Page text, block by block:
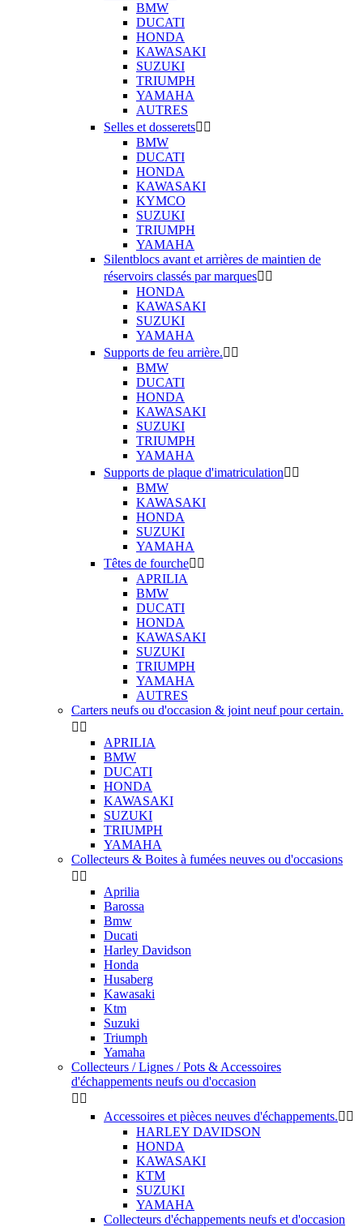
BMW
DUCATI
HONDA
KAWASAKI
SUZUKI
TRIUMPH
YAMAHA
AUTRES
Selles et dosserets 
BMW
DUCATI
HONDA
KAWASAKI
KYMCO
SUZUKI
TRIUMPH
YAMAHA
Silentblocs avant et arrières de maintien de
réservoirs classés par marques 
HONDA
KAWASAKI
SUZUKI
YAMAHA
Supports de feu arrière. 
BMW
DUCATI
HONDA
KAWASAKI
SUZUKI
TRIUMPH
YAMAHA
Supports de plaque d'imatriculation 
BMW
KAWASAKI
HONDA
SUZUKI
YAMAHA
Têtes de fourche 
APRILIA
BMW
DUCATI
HONDA
KAWASAKI
SUZUKI
TRIUMPH
YAMAHA
AUTRES
Carters neufs ou d'occasion & joint neuf pour certain.
 
APRILIA
BMW
DUCATI
HONDA
KAWASAKI
SUZUKI
TRIUMPH
YAMAHA
Collecteurs & Boites à fumées neuves ou d'occasions
 
Aprilia
Barossa
Bmw
Ducati
Harley Davidson
Honda
Husaberg
Kawasaki
Ktm
Suzuki
Triumph
Yamaha
Collecteurs / Lignes / Pots & Accessoires
d'échappements neufs ou d'occasion
 
Accessoires et pièces neuves d'échappements. 
HARLEY DAVIDSON
HONDA
KAWASAKI
KTM
SUZUKI
YAMAHA
Collecteurs d'échappements neufs et d'occasion